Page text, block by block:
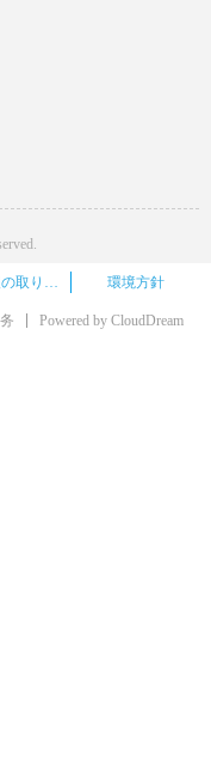
個人情報の取り扱い 環境方針
Powered by CloudDream